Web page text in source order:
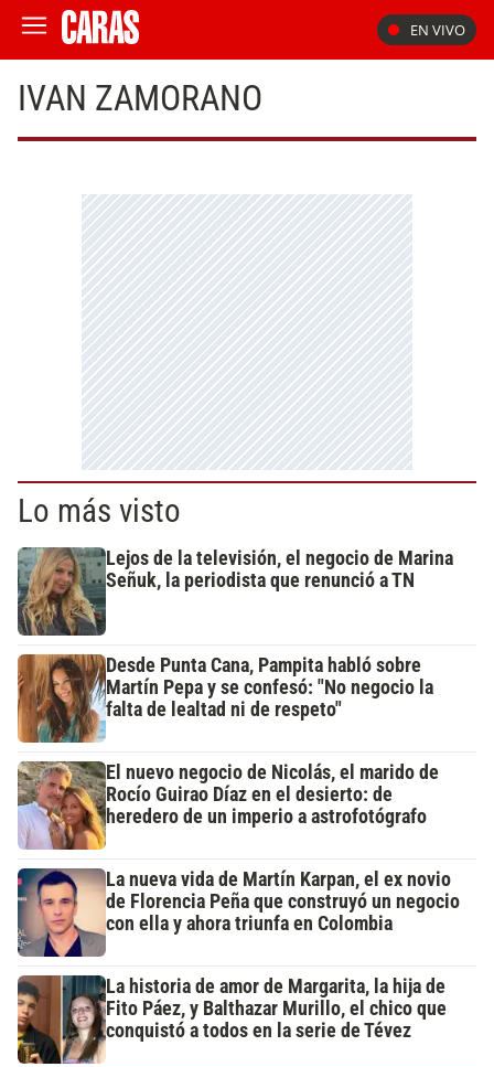
EN VIVO
IVAN ZAMORANO
Lo más visto
Lejos de la televisión, el negocio de Marina
Señuk, la periodista que renunció a TN
Desde Punta Cana, Pampita habló sobre
Martín Pepa y se confesó: "No negocio la
falta de lealtad ni de respeto"
El nuevo negocio de Nicolás, el marido de
Rocío Guirao Díaz en el desierto: de
heredero de un imperio a astrofotógrafo
La nueva vida de Martín Karpan, el ex novio
de Florencia Peña que construyó un negocio
con ella y ahora triunfa en Colombia
La historia de amor de Margarita, la hija de
Fito Páez, y Balthazar Murillo, el chico que
conquistó a todos en la serie de Tévez